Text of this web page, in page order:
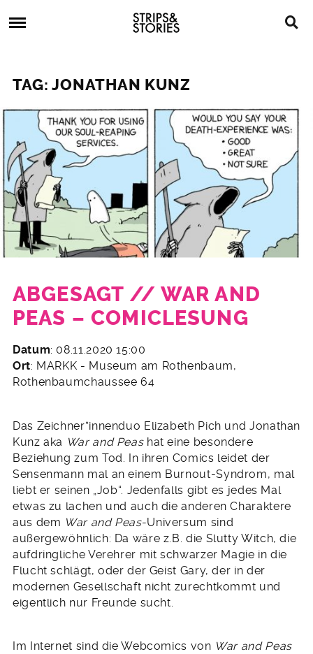
to
Strips
&
Stories
Comics,
TAG: JONATHAN KUNZ
ABGESAGT // WAR AND
PEAS – COMICLESUNG
2.
Oktober
2020
Datum: 08.11.2020 15:00
Ort: MARKK - Museum am Rothenbaum,
Rothenbaumchaussee 64
Das Zeichner*innenduo Elizabeth Pich und Jonathan
Kunz aka War and Peashat eine besondere
Beziehung zum Tod. In ihren Comics leidet der
Sensenmann mal an einem Burnout-Syndrom, mal
liebt er seinen „Job“. Jedenfalls gibt es jedes Mal
etwas zu lachen und auch die anderen Charaktere
aus dem War and Peas-Universum sind
außergewöhnlich: Da wäre z.B. die Slutty Witch, die
aufdringliche Verehrer mit schwarzer Magie in die
Flucht schlägt, oder der Geist Gary, der in der
modernen Gesellschaft nicht zurechtkommt und
eigentlich nur Freunde sucht.
Im Internet sind die Webcomics von War and Peas